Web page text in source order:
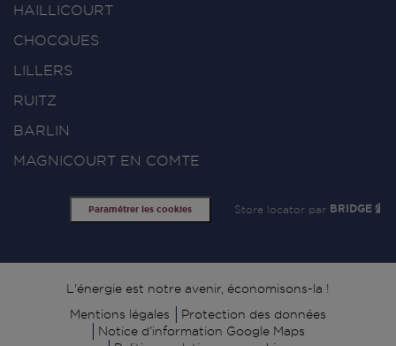
HAILLICOURT
CHOCQUES
LILLERS
RUITZ
BARLIN
MAGNICOURT EN COMTE
Paramétrer les cookies Store locator par BRIDGE
Signature
L'énergie est notre avenir, économisons-la !
Mentions légales
Protection des données
Notice d’information Google Maps